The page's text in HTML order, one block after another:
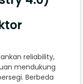
reliability,
mendukung
Berbeda